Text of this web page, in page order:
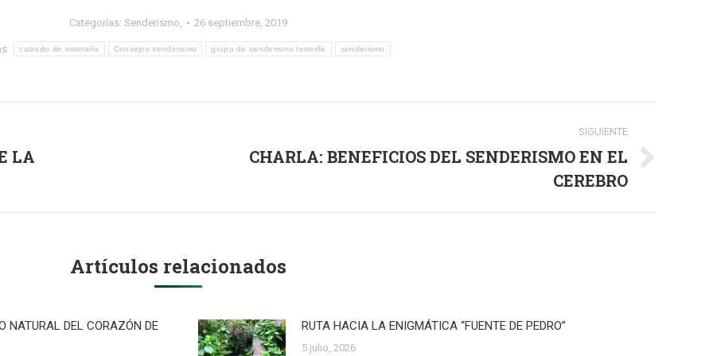
Categorías: Senderismo, 26 septiembre, 2019
calzado de montaña Consejos senderismo grupo de senderismo tenerife senderismo
LA
SIGUIENTE
PublicaciónCHARLA: BENEFICIOS DEL SENDERISMO EN EL
CEREBRO
Artículos relacionados
NATURAL DEL CORAZÓN DE RUTA HACIA LA ENIGMÁTICA “FUENTE DE PEDRO”
5 julio, 2026